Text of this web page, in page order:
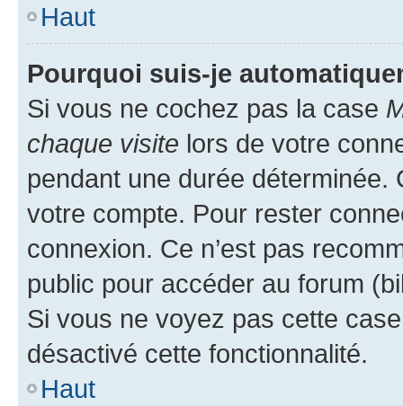
Haut
Pourquoi suis-je
Si vous ne cochez pas la case
chaque visite lors de votre
pendant une durée déterminée.
votre compte. Pour rester
connexion. Ce n’est pas
public pour accéder au forum
Si vous ne voyez pas cette
désactivé cette fonctionnalité.
Haut